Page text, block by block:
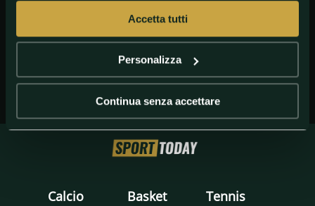
Accetta tutti
Personalizza
Continua senza accettare
Calcio Basket Tennis